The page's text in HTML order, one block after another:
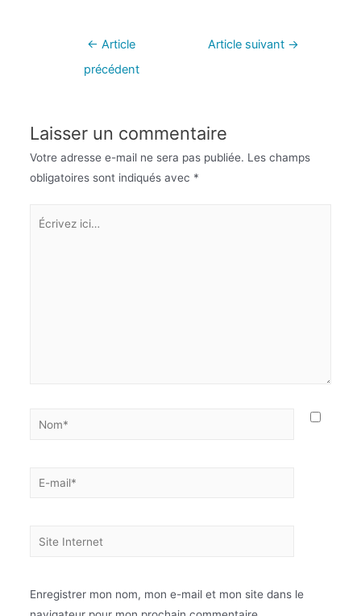
← Article
précédent
Article suivant →
Laisser un commentaire
Votre adresse e-mail ne sera pas publiée. Les champs
obligatoires sont indiqués avec *
Enregistrer mon nom, mon e-mail et mon site dans le